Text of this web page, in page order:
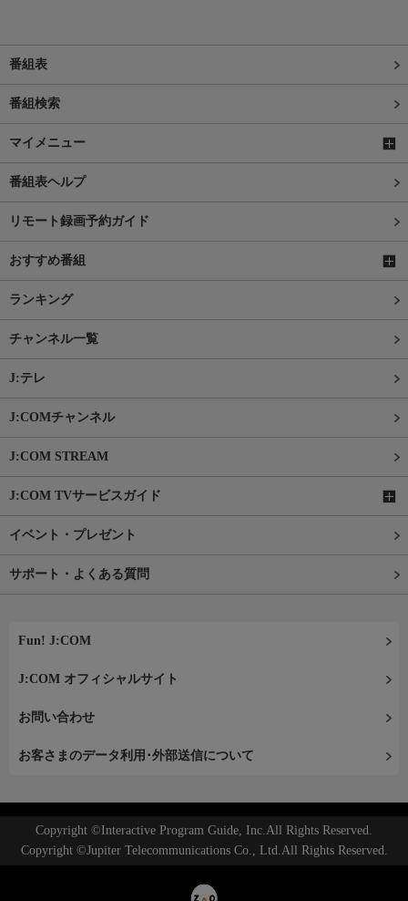
番組表
番組検索
マイメニュー
番組表ヘルプ
リモート録画予約ガイド
おすすめ番組
ランキング
チャンネル一覧
J:テレ
J:COMチャンネル
J:COM STREAM
J:COM TVサービスガイド
イベント・プレゼント
サポート・よくある質問
Fun! J:COM
J:COM オフィシャルサイト
お問い合わせ
お客さまのデータ利用･外部送信について
Copyright ©Interactive Program Guide, Inc.All Rights Reserved.
Copyright ©Jupiter Telecommunications Co., Ltd.All Rights Reserved.